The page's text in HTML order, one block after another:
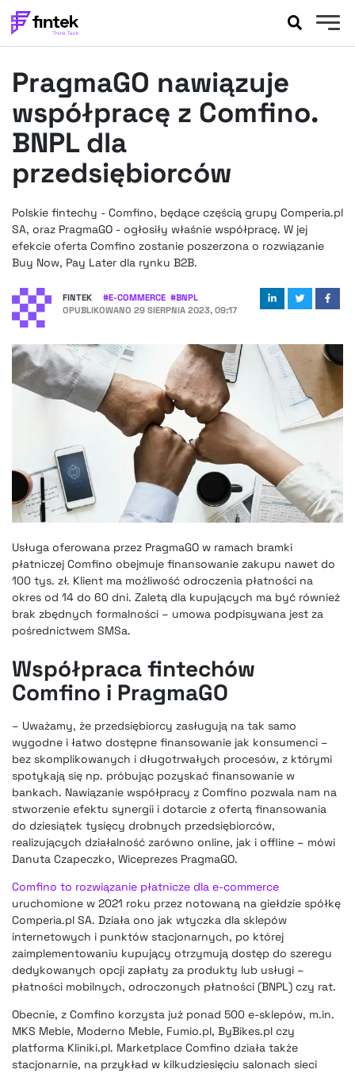
BANKOWOŚĆ
EVENTY
FELIETONY
WYWIADY
LEGAL
FINTEKEXTRA
OKIEM EKSPERTA
PragmaGO nawiązuje
współpracę z Comfino.
BNPL dla
przedsiębiorców
Polskie fintechy - Comfino, będące częścią grupy Comperia.pl
SA, oraz PragmaGO - ogłosiły właśnie współpracę. W jej
efekcie oferta Comfino zostanie poszerzona o rozwiązanie
Buy Now, Pay Later dla rynku B2B.
FINTEK #E-COMMERCE #BNPL
OPUBLIKOWANO 29 SIERPNIA 2023, 09:17
Usługa oferowana przez PragmaGO w ramach bramki
płatniczej Comfino obejmuje finansowanie zakupu nawet do
100 tys. zł. Klient ma możliwość odroczenia płatności na
okres od 14 do 60 dni. Zaletą dla kupujących ma być również
brak zbędnych formalności – umowa podpisywana jest za
pośrednictwem SMSa.
Współpraca fintechów
Comfino i PragmaGO
– Uważamy, że przedsiębiorcy zasługują na tak samo
wygodne i łatwo dostępne finansowanie jak konsumenci –
bez skomplikowanych i długotrwałych procesów, z którymi
spotykają się np. próbując pozyskać finansowanie w
bankach. Nawiązanie współpracy z Comfino pozwala nam na
stworzenie efektu synergii i dotarcie z ofertą finansowania
do dziesiątek tysięcy drobnych przedsiębiorców,
realizujących działalność zarówno online, jak i offline – mówi
Danuta Czapeczko, Wiceprezes PragmaGO.
Comfino to rozwiązanie płatnicze dla e-commerce
uruchomione w 2021 roku przez notowaną na giełdzie spółkę
Comperia.pl SA. Działa ono jak wtyczka dla sklepów
internetowych i punktów stacjonarnych, po której
zaimplementowaniu kupujący otrzymują dostęp do szeregu
dedykowanych opcji zapłaty za produkty lub usługi –
płatności mobilnych, odroczonych płatności (BNPL) czy rat.
Obecnie, z Comfino korzysta już ponad 500 e-sklepów, m.in.
MKS Meble, Moderno Meble, Fumio.pl, ByBikes.pl czy
platforma Kliniki.pl. Marketplace Comfino działa także
stacjonarnie, na przykład w kilkudziesięciu salonach sieci